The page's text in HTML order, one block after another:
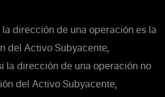
dirección de una operación es la
del Activo Subyacente,
la dirección de una operación no
del Activo Subyacente,